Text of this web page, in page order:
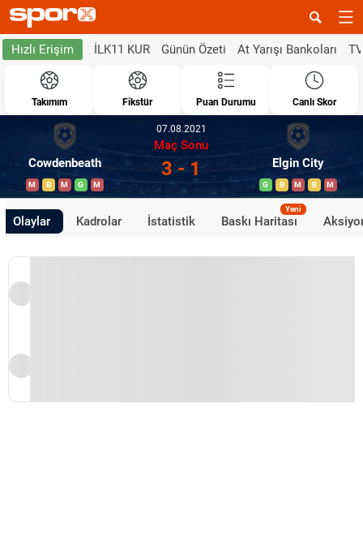
Hızlı Erişim İLK11 KUR Günün Özeti At Yarışı Bankoları
Takımım Fikstür Puan Durumu Canlı Skor
Cowdenbeath
M B M G M
07.08.2021
Maç Sonu
3 - 1 Elgin City
G B M B M
Olaylar Kadrolar İstatistik Baskı Haritası
Yeni